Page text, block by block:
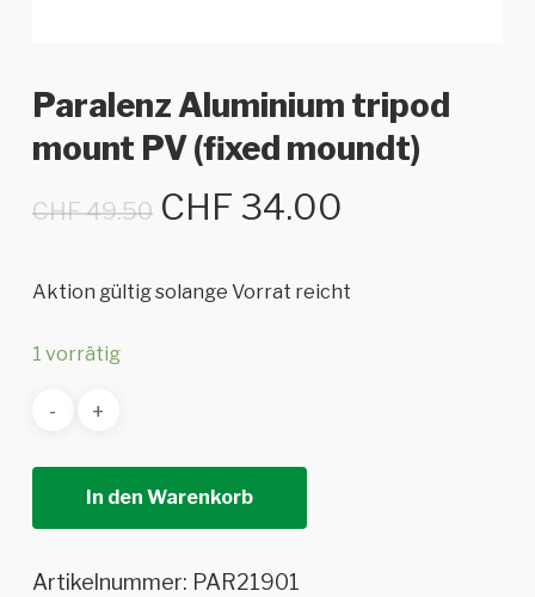
Paralenz Aluminium tripod
mount PV (fixed moundt)
CHF49.50 Ursprünglicher
war:
CHF 49.50
CHF 34.00
ist:
CHF 34.00.
Aktion gültig solange Vorrat reicht
1 vorrätig
In den Warenkorb
Artikelnummer: PAR21901